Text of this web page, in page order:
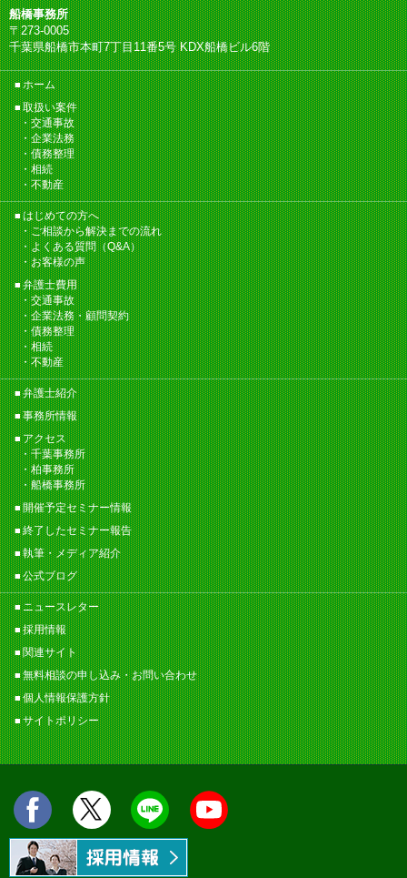
船橋事務所
〒273-0005
千葉県船橋市本町7丁目11番5号 KDX船橋ビル6階
ホーム
取扱い案件
交通事故
企業法務
債務整理
相続
不動産
はじめての方へ
ご相談から解決までの流れ
よくある質問（Q&A）
お客様の声
弁護士費用
交通事故
企業法務・顧問契約
債務整理
相続
不動産
弁護士紹介
事務所情報
アクセス
千葉事務所
柏事務所
船橋事務所
開催予定セミナー情報
終了したセミナー報告
執筆・メディア紹介
公式ブログ
ニュースレター
採用情報
関連サイト
無料相談の申し込み・お問い合わせ
個人情報保護方針
サイトポリシー